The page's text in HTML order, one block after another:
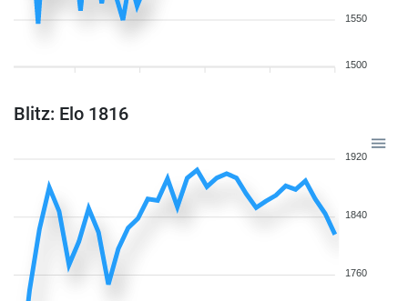
1550
1500
Blitz: Elo 1816
1920
1840
1760